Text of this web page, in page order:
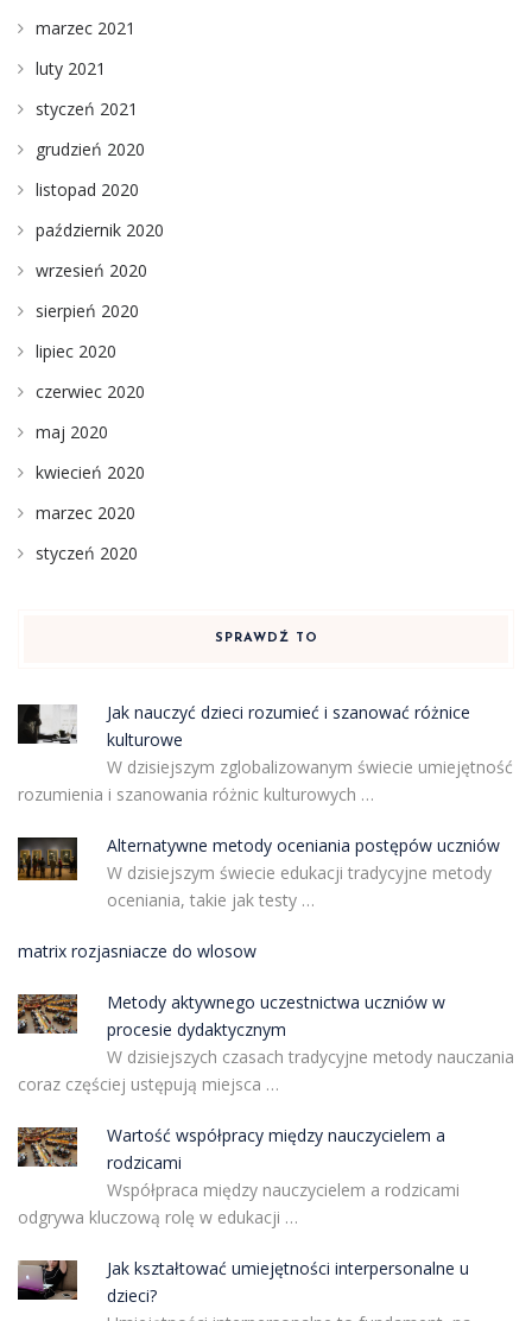
marzec 2021
luty 2021
styczeń 2021
grudzień 2020
listopad 2020
październik 2020
wrzesień 2020
sierpień 2020
lipiec 2020
czerwiec 2020
maj 2020
kwiecień 2020
marzec 2020
styczeń 2020
SPRAWDŹ TO
Jak nauczyć dzieci rozumieć i szanować różnice
kulturowe
W dzisiejszym zglobalizowanym świecie umiejętność
rozumienia i szanowania różnic kulturowych …
Alternatywne metody oceniania postępów uczniów
W dzisiejszym świecie edukacji tradycyjne metody
oceniania, takie jak testy …
matrix rozjasniacze do wlosow
Metody aktywnego uczestnictwa uczniów w
procesie dydaktycznym
W dzisiejszych czasach tradycyjne metody nauczania
coraz częściej ustępują miejsca …
Wartość współpracy między nauczycielem a
rodzicami
Współpraca między nauczycielem a rodzicami
odgrywa kluczową rolę w edukacji …
Jak kształtować umiejętności interpersonalne u
dzieci?